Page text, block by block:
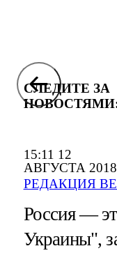
15:11 12
АВГУСТА 2018
РЕДАКЦИЯ
СЛЕДИТЕ ЗА
Россия —
Украины",